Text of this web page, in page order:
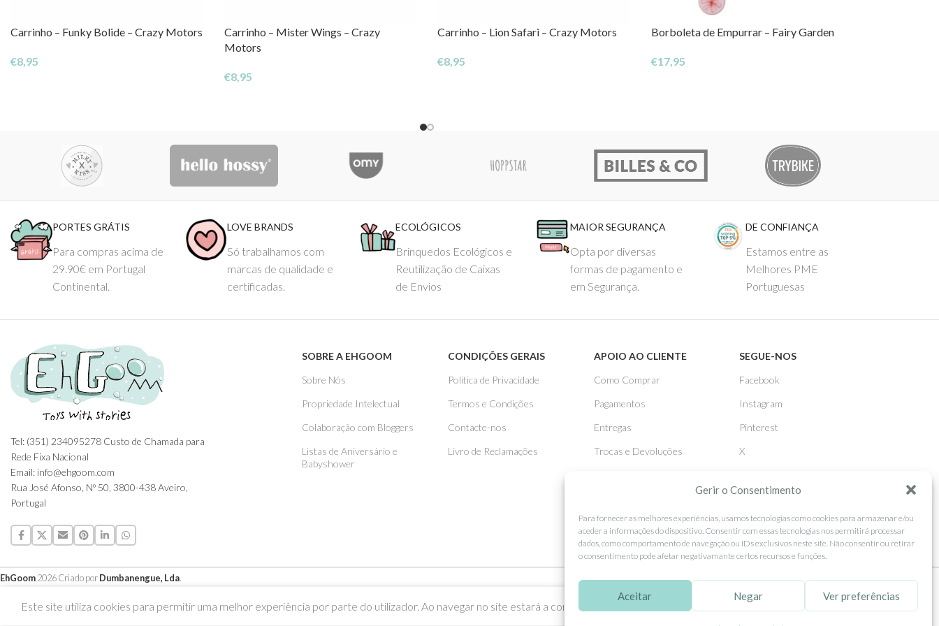
Gerir o Consentimento
Para fornecer as melhores experiências, usamos tecnologias como cookies para armazenar e/ou
aceder a informações do dispositivo. Consentir com essas tecnologias nos permitirá processar
dados, como comportamento de navegação ou IDs exclusivos neste site. Não consentir ou retirar
o consentimento pode afetar negativamante certos recursos e funções.
Aceitar Negar Ver preferências
Carrinho – Funky Bolide – Crazy Motors
€8,95
Carrinho – Mister Wings – Crazy
Motors
€8,95
Carrinho – Lion Safari – Crazy Motors
€8,95
Borboleta de Empurrar – Fairy Garden
€17,95
PORTES GRÁTIS
Para compras acima de
29.90€ em Portugal
Continental.
LOVE BRANDS
Só trabalhamos com
marcas de qualidade e
certificadas.
ECOLÓGICOS
Brinquedos Ecológicos e
Reutilização de Caixas
de Envios
MAIOR SEGURANÇA
Opta por diversas
formas de pagamento e
em Segurança.
DE CONFIANÇA
Estamos entre as
Melhores PME
Portuguesas
Tel: (351) 234095278 Custo de Chamada para
Rede Fixa Nacional
Email: info@ehgoom.com
Rua José Afonso, Nº 50, 3800-438 Aveiro,
Portugal
SOBRE A EHGOOM
Sobre Nós
Propriedade Intelectual
Colaboração com Bloggers
Listas de Aniversário e
Babyshower
CONDIÇÕES GERAIS
Politica de Privacidade
Termos e Condições
Contacte-nos
Livro de Reclamações
APOIO AO CLIENTE
Como Comprar
Pagamentos
Entregas
Trocas e Devoluções
SEGUE-NOS
Facebook
Instagram
Pinterest
X
EhGoom2026 Criado porDumbanengue, Lda.
Este site utiliza cookies para permitir uma melhor experiência por parte do utilizador. Ao navegar no site estará a consentir a sua utilização. MORE INFO ACCEPT